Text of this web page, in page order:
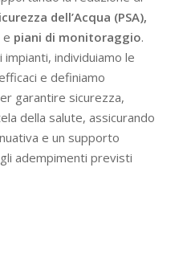
dell’Acqua (PSA),
e piani di monitoraggio.
individuiamo le
e definiamo
garantire sicurezza,
della salute, assicurando
e un supporto
adempimenti previsti